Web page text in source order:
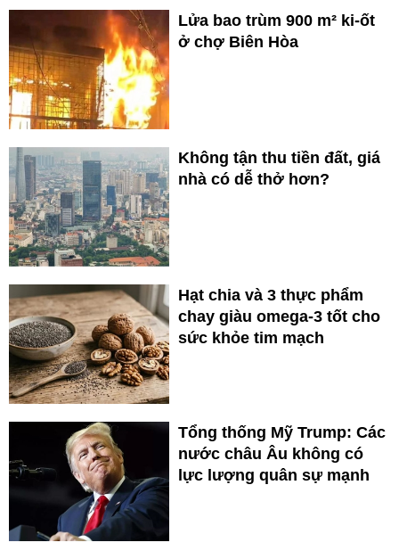
Lửa bao trùm 900 m² ki-ốt
ở chợ Biên Hòa
Không tận thu tiền đất, giá
nhà có dễ thở hơn?
Hạt chia và 3 thực phẩm
chay giàu omega-3 tốt cho
sức khỏe tim mạch
Tổng thống Mỹ Trump: Các
nước châu Âu không có
lực lượng quân sự mạnh